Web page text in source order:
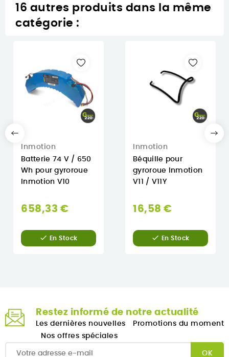
16 autres produits dans la même
catégorie :
Inmotion
Batterie 74 V / 650
Wh pour gyroroue
Inmotion V10
658,33 €
 En Stock
Inmotion
Béquille pour
gyroroue Inmotion
V11 / V11Y
16,58 €
 En Stock
Restez informé de notre actualité
Les dernières nouvelles
Promotions du moment
Nos offres spéciales